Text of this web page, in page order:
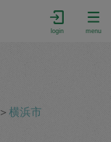
login menu
＞横浜市